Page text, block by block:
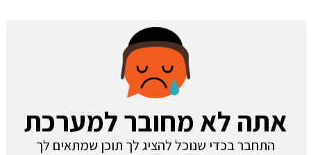
אתה לא מחובר למערכת
התחבר בכדי שנוכל להציג לך תוכן שמתאים לך